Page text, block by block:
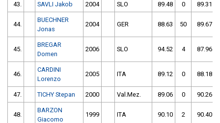
43. SAVLI Jakob 2004 SLO 89.48 0 89.31
44.
BUECHNER
Jonas
2004 GER 88.63 50 89.67
45.
BREGAR
Domen
2006 SLO 94.52 4 87.96
46.
CARDINI
Lorenzo
2005 ITA 89.12 0 88.18
47. TICHY Stepan 2000 Val.Mez. 89.06 0 90.26
48.
BARZON
Giacomo
1999 ITA 90.10 2 90.40